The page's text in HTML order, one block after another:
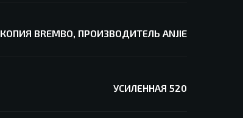
КОПИЯ BREMBO, ПРОИЗВОДИТЕЛЬ ANJIE
УСИЛЕННАЯ 520